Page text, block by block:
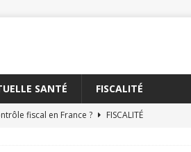
SANTÉ FISCALITÉ
fiscal en France ?
FISCALITÉ